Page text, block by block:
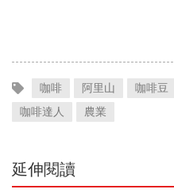
咖啡 阿里山 咖啡豆
咖啡達人
農業
延伸閱讀